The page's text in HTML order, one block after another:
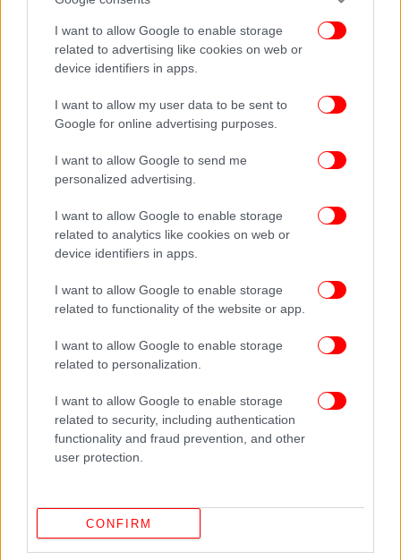
I want to allow Google to enable storage
related to advertising like cookies on web or
device identifiers in apps.
I want to allow my user data to be sent to
Google for online advertising purposes.
I want to allow Google to send me
personalized advertising.
I want to allow Google to enable storage
related to analytics like cookies on web or
device identifiers in apps.
I want to allow Google to enable storage
related to functionality of the website or app.
I want to allow Google to enable storage
related to personalization.
I want to allow Google to enable storage
related to security, including authentication
functionality and fraud prevention, and other
user protection.
CONFIRM
Ταξιδεύοντας διαρκώς σε όλο τον κόσμο, μετρά
περισσότερα από 20 χρόνια εμπειρίας ως coach και
γνωρίζει πολύ καλά το success story. Οι
σχεδιαστεί ειδικά για όλους εκείνους που είτε
θέλουν να κατακτήσουν την επιτυχία και να
φτάσουν στην κορυφή, είτε επιδιώκουν να